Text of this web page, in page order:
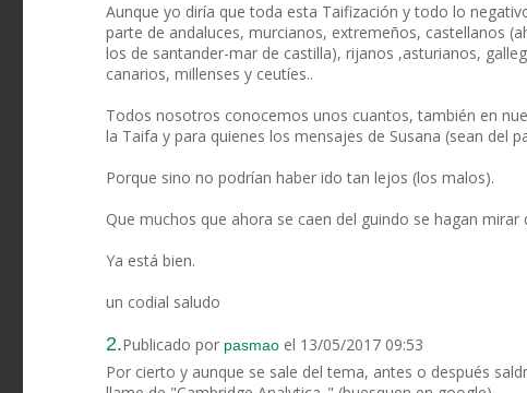
Aunque yo diría que toda esta Taifización y todo lo
parte de andaluces, murcianos, extremeños, castellanos
los de santander-mar de castilla), rijanos ,asturianos,
canarios, millenses y ceutíes..
Todos nosotros conocemos unos cuantos, también en
la Taifa y para quienes los mensajes de Susana (sean del
Porque sino no podrían haber ido tan lejos (los malos).
Que muchos que ahora se caen del guindo se hagan
Ya está bien.
un codial saludo
2.Publicado por pasmao el 13/05/2017 09:53
Por cierto y aunque se sale del tema, antes o después